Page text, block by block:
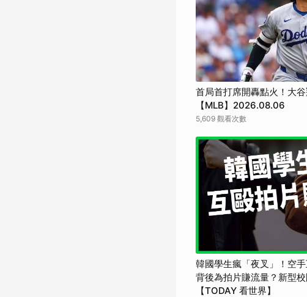
首局首打席開轟點火！大
【MLB】2026.08.06
5,609 觀看次數
韓國學生瘋「夜叉」！空
背後為拍片賺流量？新型
【TODAY 看世界】